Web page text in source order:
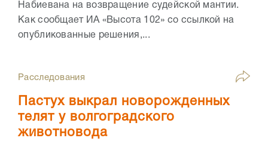
Набиевана на возвращение судейской мантии.
Как сообщает ИА «Высота 102» со ссылкой на
опубликованные решения,...
Расследования
Пастух выкрал новорожденных
телят у волгоградского
животновода